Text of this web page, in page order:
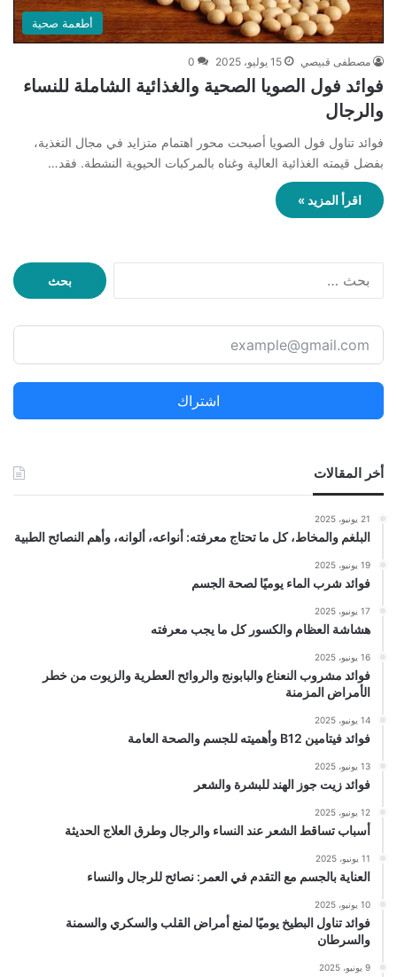
أطعمة صحية
مصطفى قبيصي 15 يوليو، 2025 0
فوائد فول الصويا الصحية والغذائية الشاملة للنساء
والرجال
فوائد تناول فول الصويا أصبحت محور اهتمام متزايد في مجال التغذية،
بفضل قيمته الغذائية العالية وغناه بالمركبات الحيوية النشطة. فقد…
اقرأ المزيد »
ح
ع
ن
اشتراك
أخر المقالات
21 يونيو، 2025
البلغم والمخاط، كل ما تحتاج معرفته: أنواعه، ألوانه، وأهم النصائح الطبية
19 يونيو، 2025
فوائد شرب الماء يوميًا لصحة الجسم
17 يونيو، 2025
هشاشة العظام والكسور كل ما يجب معرفته
16 يونيو، 2025
فوائد مشروب النعناع والبابونج والروائح العطرية والزيوت من خطر
الأمراض المزمنة
14 يونيو، 2025
فوائد فيتامين B12 وأهميته للجسم والصحة العامة
13 يونيو، 2025
فوائد زيت جوز الهند للبشرة والشعر
12 يونيو، 2025
أسباب تساقط الشعر عند النساء والرجال وطرق العلاج الحديثة
11 يونيو، 2025
العناية بالجسم مع التقدم في العمر: نصائح للرجال والنساء
10 يونيو، 2025
فوائد تناول البطيخ يوميًا لمنع أمراض القلب والسكري والسمنة
والسرطان
9 يونيو، 2025